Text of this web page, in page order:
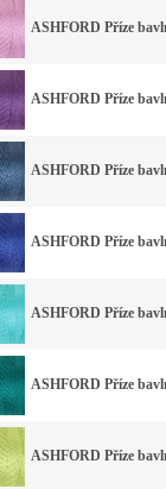
ASHFORD Příze
ASHFORD Příze
ASHFORD Příze
ASHFORD Příze
ASHFORD Příze
ASHFORD Příze
ASHFORD Příze